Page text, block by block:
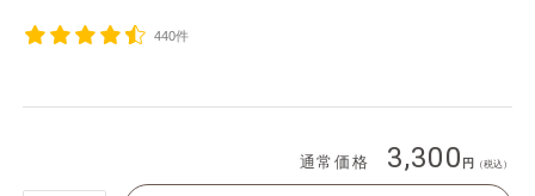
440件
通常価格 3,300 （税込）